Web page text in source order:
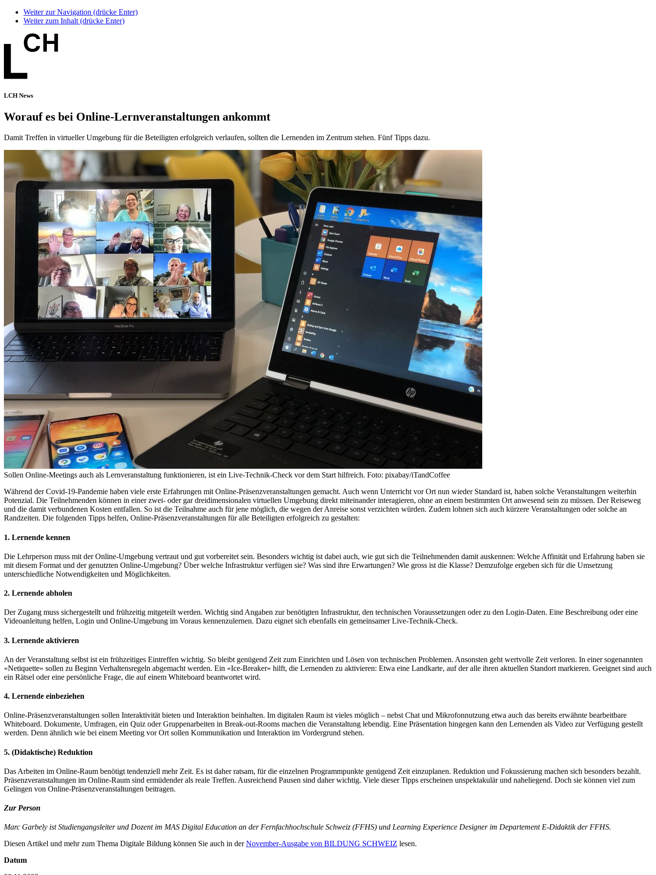
Weiter zur Navigation (drücke Enter)
Weiter zum Inhalt (drücke Enter)
LCH News
Worauf es bei Online-Lernveranstaltungen ankommt
Damit Treffen in virtueller Umgebung für die Beteiligten erfolgreich verlaufen, sollten die Lernenden im Zentrum stehen. Fünf Tipps dazu.
Sollen Online-Meetings auch als Lernveranstaltung funktionieren, ist ein Live-Technik-Check vor dem Start hilfreich. Foto: pixabay/iTandCoffee
Während der Covid-19-Pandemie haben viele erste Erfahrungen mit Online-Präsenzveranstaltungen gemacht. Auch wenn Unterricht vor Ort nun wieder Standard ist, haben solche Veranstaltungen weiterhin
Potenzial. Die Teilnehmenden können in einer zwei- oder gar dreidimensionalen virtuellen Umgebung direkt miteinander interagieren, ohne an einem bestimmten Ort anwesend sein zu müssen. Der Reiseweg
und die damit verbundenen Kosten entfallen. So ist die Teilnahme auch für jene möglich, die wegen der Anreise sonst verzichten würden. Zudem lohnen sich auch kürzere Veranstaltungen oder solche an
Randzeiten. Die folgenden Tipps helfen, Online-Präsenzveranstaltungen für alle Beteiligten erfolgreich zu gestalten:
1. Lernende kennen
Die Lehrperson muss mit der Online-Umgebung vertraut und gut vorbereitet sein. Besonders wichtig ist dabei auch, wie gut sich die Teilnehmenden damit auskennen: Welche Affinität und Erfahrung haben sie
mit diesem Format und der genutzten Online-Umgebung? Über welche Infrastruktur verfügen sie? Was sind ihre Erwartungen? Wie gross ist die Klasse? Demzufolge ergeben sich für die Umsetzung
unterschiedliche Notwendigkeiten und Möglichkeiten.
2. Lernende abholen
Der Zugang muss sichergestellt und frühzeitig mitgeteilt werden. Wichtig sind Angaben zur benötigten Infrastruktur, den technischen Voraussetzungen oder zu den Login-Daten. Eine Beschreibung oder eine
Videoanleitung helfen, Login und Online-Umgebung im Voraus kennenzulernen. Dazu eignet sich ebenfalls ein gemeinsamer Live-Technik-Check.
3. Lernende aktivieren
An der Veranstaltung selbst ist ein frühzeitiges Eintreffen wichtig. So bleibt genügend Zeit zum Einrichten und Lösen von technischen Problemen. Ansonsten geht wertvolle Zeit verloren. In einer sogenannten
«Netiquette» sollen zu Beginn Verhaltensregeln abgemacht werden. Ein «Ice-Breaker» hilft, die Lernenden zu aktivieren: Etwa eine Landkarte, auf der alle ihren aktuellen Standort markieren. Geeignet sind auch
ein Rätsel oder eine persönliche Frage, die auf einem Whiteboard beantwortet wird.
4. Lernende einbeziehen
Online-Präsenzveranstaltungen sollen Interaktivität bieten und Interaktion beinhalten. Im digitalen Raum ist vieles möglich – nebst Chat und Mikrofonnutzung etwa auch das bereits erwähnte bearbeitbare
Whiteboard. Dokumente, Umfragen, ein Quiz oder Gruppenarbeiten in Break-out-Rooms machen die Veranstaltung lebendig. Eine Präsentation hingegen kann den Lernenden als Video zur Verfügung gestellt
werden. Denn ähnlich wie bei einem Meeting vor Ort sollen Kommunikation und Interaktion im Vordergrund stehen.
5. (Didaktische) Reduktion
Das Arbeiten im Online-Raum benötigt tendenziell mehr Zeit. Es ist daher ratsam, für die einzelnen Programmpunkte genügend Zeit einzuplanen. Reduktion und Fokussierung machen sich besonders bezahlt.
Präsenzveranstaltungen im Online-Raum sind ermüdender als reale Treffen. Ausreichend Pausen sind daher wichtig. Viele dieser Tipps erscheinen unspektakulär und naheliegend. Doch sie können viel zum
Gelingen von Online-Präsenzveranstaltungen beitragen.
Zur Person
Marc Garbely ist Studiengangsleiter und Dozent im MAS Digital Education an der Fernfachhochschule Schweiz (FFHS) und Learning Experience Designer im Departement E-Didaktik der FFHS.
Diesen Artikel und mehr zum Thema Digitale Bildung können Sie auch in derNovember-Ausgabe von BILDUNG SCHWEIZ lesen.
Datum